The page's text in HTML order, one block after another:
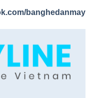
banghedanmay